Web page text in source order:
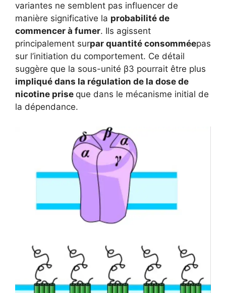
variantes ne semblent pas influencer de
manière significative la probabilité de
commencer à fumer. Ils agissent
principalement surpar quantité consomméepas
sur l’initiation du comportement. Ce détail
suggère que la sous-unité β3 pourrait être plus
impliqué dans la régulation de la dose de
nicotine prise que dans le mécanisme initial de
la dépendance.